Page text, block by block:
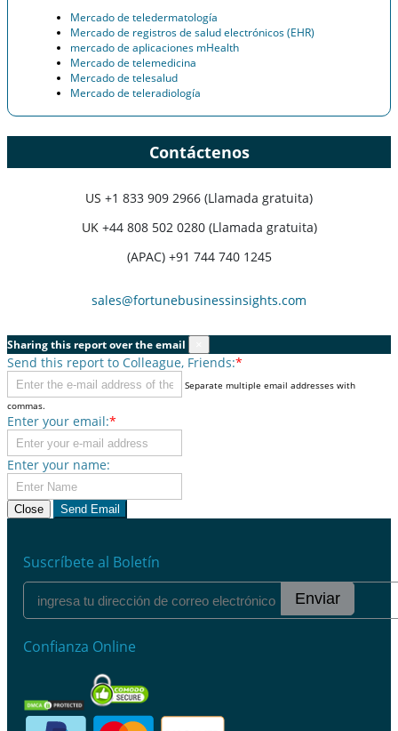
Mercado de teledermatología
Mercado de registros de salud electrónicos (EHR)
mercado de aplicaciones mHealth
Mercado de telemedicina
Mercado de telesalud
Mercado de teleradiología
Contáctenos
US +1 833 909 2966 (Llamada gratuita)
UK +44 808 502 0280 (Llamada gratuita)
(APAC) +91 744 740 1245
sales@fortunebusinessinsights.com
Sharing this report over the email
Send this report to Colleague, Friends:*
Separate multiple email addresses with
commas.
Enter your email:*
Enter your name:
Close Send Email
Suscríbete al Boletín
Enviar
Confianza Online